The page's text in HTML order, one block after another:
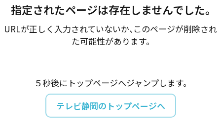
指定されたページは存在しませんでした。
URLが正しく入力されていないか、このページが削除され
た可能性があります。
５秒後にトップページへジャンプします。
テレビ静岡のトップページへ